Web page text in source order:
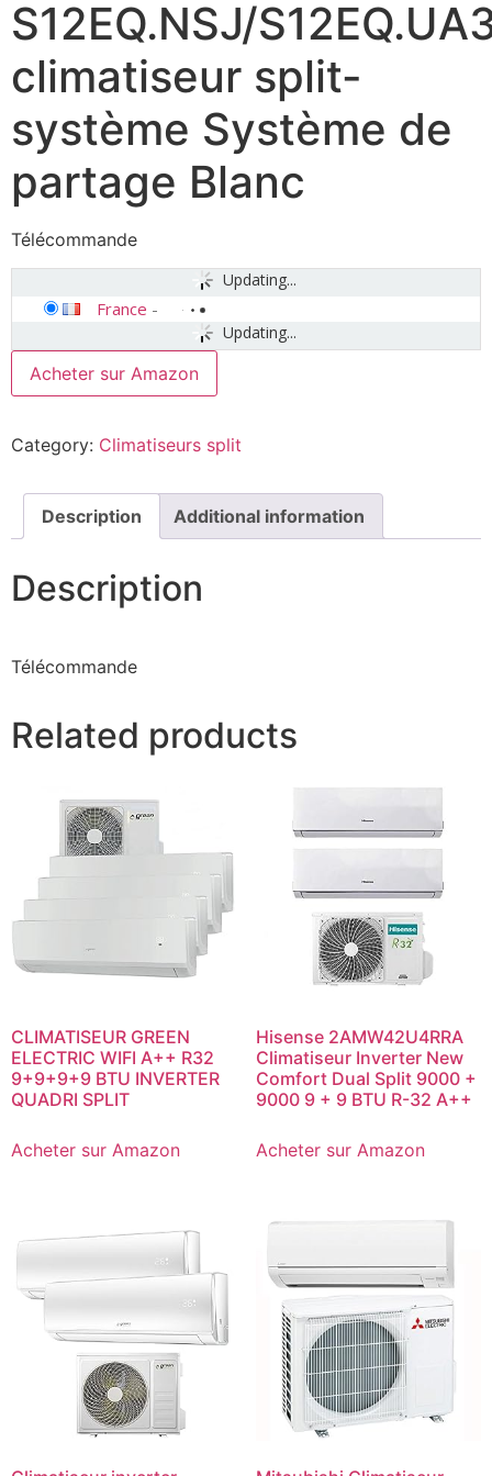
S12EQ.NSJ/
climatiseur split-
système Système de
partage Blanc
Télécommande
Updating...
Updating...
France -
Acheter sur Amazon
Category: Climatiseurs split
Description Additional information
Description
Télécommande
Related products
CLIMATISEUR GREEN
ELECTRIC WIFI A++ R32
9+9+9+9 BTU INVERTER
QUADRI SPLIT
Acheter sur Amazon
Hisense 2AMW42U4RRA
Climatiseur Inverter New
Comfort Dual Split 9000 +
9000 9 + 9 BTU R-32 A++
Acheter sur Amazon